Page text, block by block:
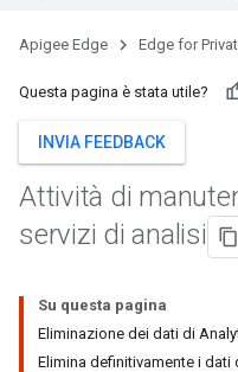
Apigee Edge Edge for
Questa pagina è stata utile?
INVIA FEEDBACK
Attività di
servizi di analisi
Su questa pagina
Eliminazione dei dati di
Elimina definitivamente i